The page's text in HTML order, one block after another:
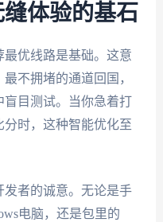
体验的基石
优线路是基础。这意
不拥堵的通道回国，
目测试。当你急着打
时，这种智能优化至
者的诚意。无论是手
电脑，还是包里的